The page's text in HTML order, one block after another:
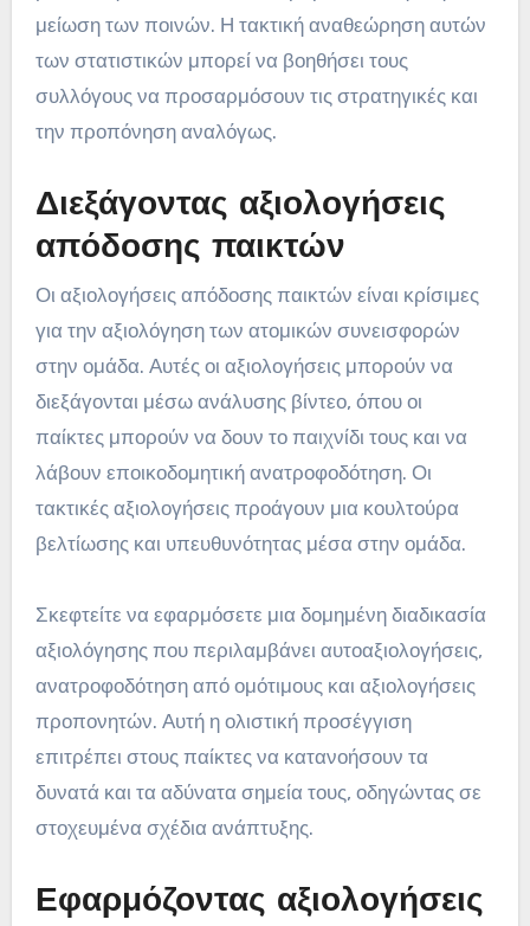
μείωση των ποινών. Η τακτική αναθεώρηση αυτών
των στατιστικών μπορεί να βοηθήσει τους
συλλόγους να προσαρμόσουν τις στρατηγικές και
την προπόνηση αναλόγως.
Διεξάγοντας αξιολογήσεις
απόδοσης παικτών
Οι αξιολογήσεις απόδοσης παικτών είναι κρίσιμες
για την αξιολόγηση των ατομικών συνεισφορών
στην ομάδα. Αυτές οι αξιολογήσεις μπορούν να
διεξάγονται μέσω ανάλυσης βίντεο, όπου οι
παίκτες μπορούν να δουν το παιχνίδι τους και να
λάβουν εποικοδομητική ανατροφοδότηση. Οι
τακτικές αξιολογήσεις προάγουν μια κουλτούρα
βελτίωσης και υπευθυνότητας μέσα στην ομάδα.
Σκεφτείτε να εφαρμόσετε μια δομημένη διαδικασία
αξιολόγησης που περιλαμβάνει αυτοαξιολογήσεις,
ανατροφοδότηση από ομότιμους και αξιολογήσεις
προπονητών. Αυτή η ολιστική προσέγγιση
επιτρέπει στους παίκτες να κατανοήσουν τα
δυνατά και τα αδύνατα σημεία τους, οδηγώντας σε
στοχευμένα σχέδια ανάπτυξης.
Εφαρμόζοντας αξιολογήσεις